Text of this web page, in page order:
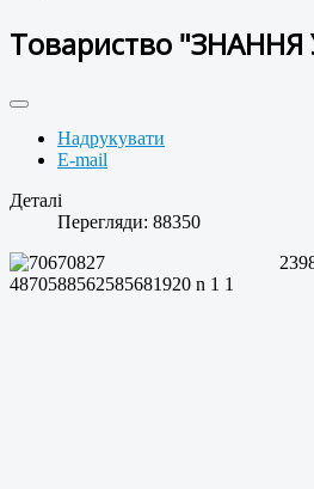
Товариство "ЗНАННЯ
Надрукувати
E-mail
Деталі
Перегляди: 88350